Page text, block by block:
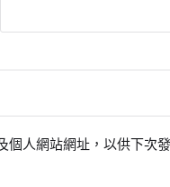
個人網站網址，以供下次